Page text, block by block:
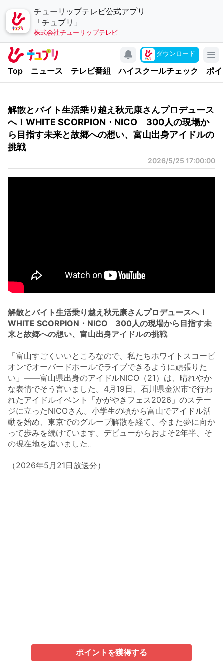
チューリップテレビ公式アプリ
「チュプリ」
株式会社チューリップテレビ
キャンペーン
アプリについて
お問い合わせ
個人情報の取り扱いについて
チューリップテレビ
公式SNSアカウント
ダウンロード
Top ニュース テレビ番組 ハイスクールチェック ポ
解散とバイト生活乗り越え秋元康さんプロデュース
へ！WHITE SCORPION・NICO 300人の現場か
ら目指す未来と故郷への想い、富山出身アイドルの
挑戦
2026/5/25 17:00:00
解散とバイト生活乗り越え秋元康さんプロデュースへ！
WHITE SCORPION・NICO 300人の現場から目指す未
来と故郷への想い、富山出身アイドルの挑戦
「富山すごくいいところなので、私たちホワイトスコーピ
オンでオーバードホールでライブできるように頑張りた
い」——富山県出身のアイドルNICO（21）は、晴れやか
な表情でそう言いました。4月19日、石川県金沢市で行わ
れたアイドルイベント「かがやきフェス2026」のステー
ジに立ったNICOさん。小学生の頃から富山でアイドル活
動を始め、東京でのグループ解散を経て、今また夢に向か
って歩みを続けています。デビューからおよそ2年半、そ
の現在地を追いました。
（2026年5月21日放送分）
ポイントを獲得する